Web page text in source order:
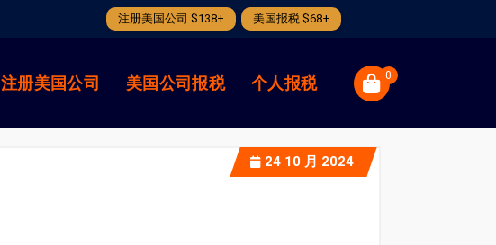
注册美国公司 $138+ 美国报税 $68+
注册美国公司 美国公司报税 个人报税 0
24 10 月 2024